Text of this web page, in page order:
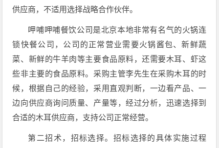
供应商，不适用选择战略合作伙伴。
呷哺呷哺餐饮公司是北京本地非常有名气的火锅连
锁快餐公司，公司的正常营业需要火锅酱包、新鲜蔬
菜、新鲜的牛羊肉等主要食品原料，还需要木耳、虾这
些非主要的食品原料。采购主管李先生在采购木耳的时
候，根据自己的经验，采用直观判断，一边看产品、一
边向供应商询问质量、产量等，经过分析，迅速选择到
合适的木耳供应商，支持公司正常经营。
第二招术，招标选择。招标选择的具体实施过程